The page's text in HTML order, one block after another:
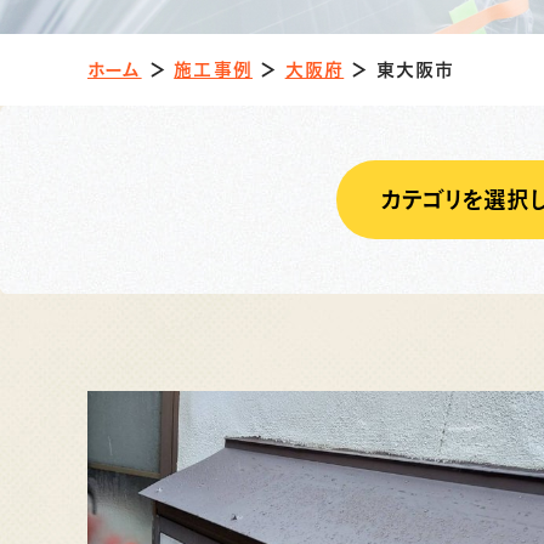
ホーム ＞施工事例 ＞ 大阪府 ＞ 東大阪市